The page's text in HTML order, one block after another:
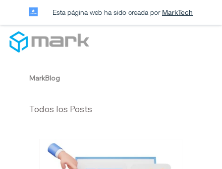
Esta página web ha sido creada por MarkTech
MarkBlog
Todos los Posts
Inteligencia Artificial